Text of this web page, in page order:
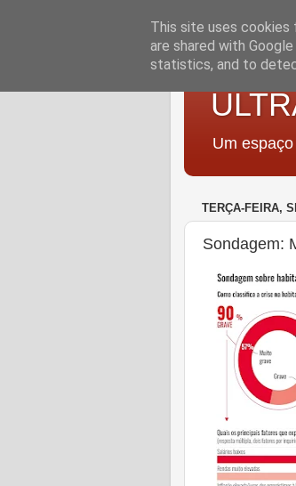
Um
TERÇA-FEIRA,
Sondagem:
This site uses cookies
are shared with
statistics, and to